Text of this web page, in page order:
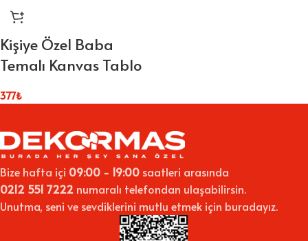
Kişiye Özel Baba
Temalı Kanvas Tablo
377₺
Bize hafta içi 09:00 - 19:00 saatleri arasında
0212 551 7222 numaralı telefondan ulaşabilirsin.
Unutma, seni ve sevdiklerini mutlu etmek için buradayız.